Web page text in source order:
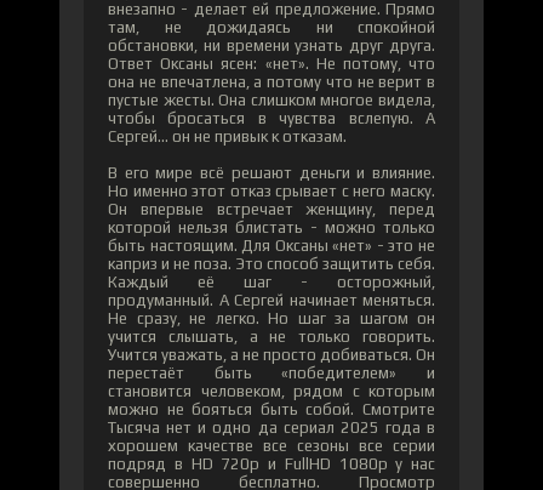
внезапно - делает ей предложение. Прямо
там, не дожидаясь ни спокойной
обстановки, ни времени узнать друг друга.
Ответ Оксаны ясен: «нет». Не потому, что
она не впечатлена, а потому что не верит в
пустые жесты. Она слишком многое видела,
чтобы бросаться в чувства вслепую. А
Сергей… он не привык к отказам.
В его мире всё решают деньги и влияние.
Но именно этот отказ срывает с него маску.
Он впервые встречает женщину, перед
которой нельзя блистать - можно только
быть настоящим. Для Оксаны «нет» - это не
каприз и не поза. Это способ защитить себя.
Каждый её шаг - осторожный,
продуманный. А Сергей начинает меняться.
Не сразу, не легко. Но шаг за шагом он
учится слышать, а не только говорить.
Учится уважать, а не просто добиваться. Он
перестаёт быть «победителем» и
становится человеком, рядом с которым
можно не бояться быть собой. Смотрите
Тысяча нет и одно да сериал 2025 года в
хорошем качестве все сезоны все серии
подряд в HD 720p и FullHD 1080p у нас
совершенно бесплатно. Просмотр